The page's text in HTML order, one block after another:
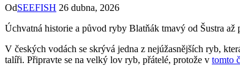
OdSEEFISH 26 dubna, 2026
Úchvatná historie a původ ryby Blatňák tmavý od Šustra
V českých vodách se skrývá jedna z nejúžasnějších ryb,
talíři. Připravte se na velký lov ryb, přátelé, protože v tomto